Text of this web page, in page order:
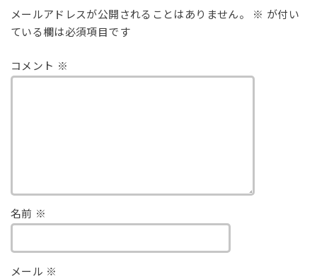
メールアドレスが公開されることはありません。 ※ が付い
ている欄は必須項目です
コメント ※
名前 ※
メール ※